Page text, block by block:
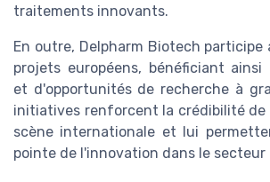
traitements innovants.
En outre, Delpharm Biotech
projets européens, bénéficiant
et d'opportunités de recherche à
initiatives renforcent la crédibilité de
scène internationale et lui
pointe de l'innovation dans le secteur